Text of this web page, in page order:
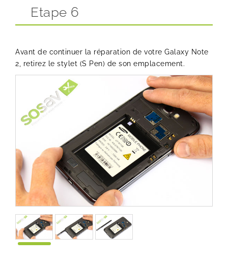
Etape 6
Avant de continuer la réparation de votre Galaxy Note
2, retirez le stylet (S Pen) de son emplacement.